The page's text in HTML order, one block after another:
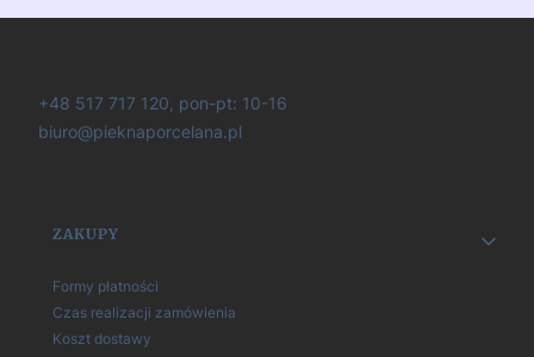
+48 517 717 120, pon-pt: 10-16
biuro@pieknaporcelana.pl
Linki w stopce
ZAKUPY
Formy płatności
Czas realizacji zamówienia
Koszt dostawy